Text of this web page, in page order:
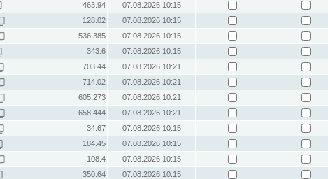
463.94
07.08.2026 10:15
128.02
07.08.2026 10:15
536.385
07.08.2026 10:15
343.6
07.08.2026 10:15
703.44
07.08.2026 10:21
714.02
07.08.2026 10:21
605.273
07.08.2026 10:21
658.444
07.08.2026 10:21
34.67
07.08.2026 10:15
184.45
07.08.2026 10:15
108.4
07.08.2026 10:15
350.64
07.08.2026 10:15